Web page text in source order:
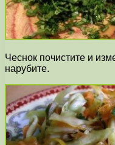
Чеснок почистите и
нарубите.